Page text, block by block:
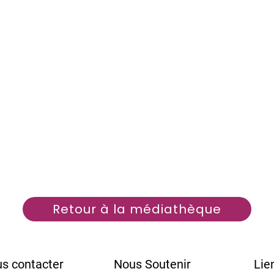
Retour à la médiathèque
contacter Nous Soutenir